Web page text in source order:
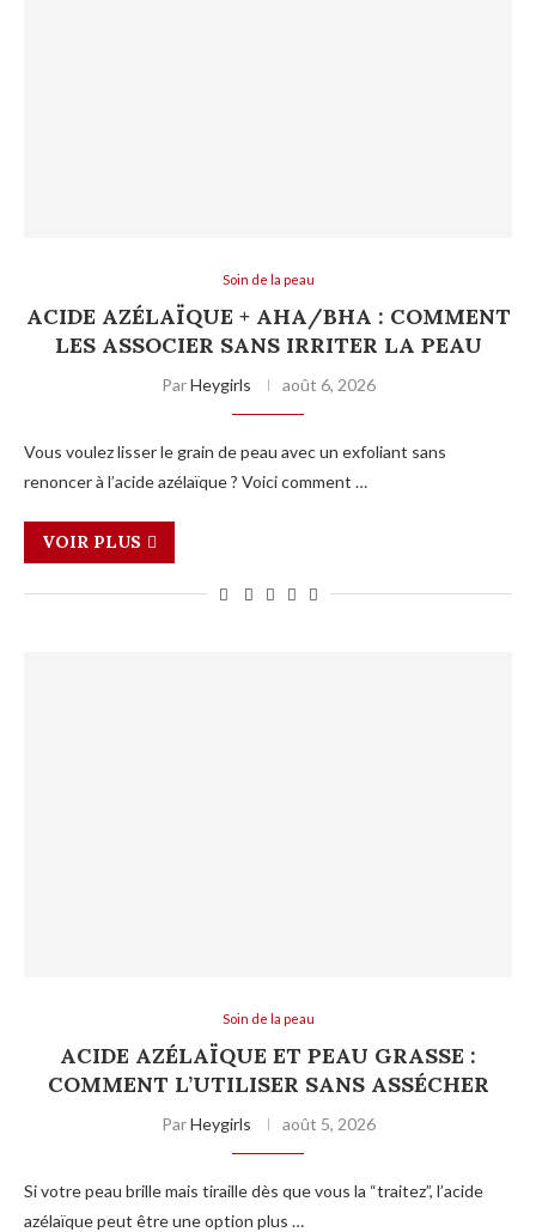
Soin de la peau
ACIDE AZÉLAÏQUE + AHA/BHA : COMMENT
LES ASSOCIER SANS IRRITER LA PEAU
ParHeygirls août 6, 2026
Vous voulez lisser le grain de peau avec un exfoliant sans
renoncer à l’acide azélaïque ? Voici comment …
VOIR PLUS
Soin de la peau
ACIDE AZÉLAÏQUE ET PEAU GRASSE :
COMMENT L’UTILISER SANS ASSÉCHER
ParHeygirls août 5, 2026
Si votre peau brille mais tiraille dès que vous la “traitez”, l’acide
azélaïque peut être une option plus …